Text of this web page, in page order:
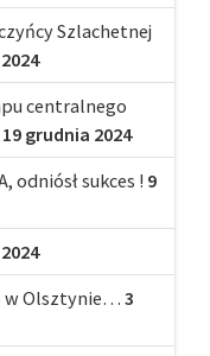
Szlachetnej
centralnego
19 grudnia 2024
odniósł sukces ! 9
w Olsztynie… 3